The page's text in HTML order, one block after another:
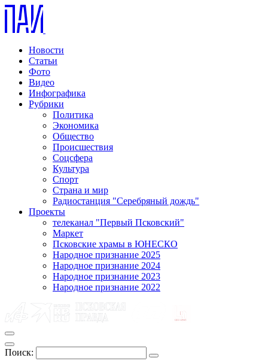
Новости
Статьи
Фото
Видео
Инфографика
Рубрики
Политика
Экономика
Общество
Происшествия
Соцсфера
Культура
Спорт
Страна и мир
Радиостанция "Серебряный дождь"
Проекты
телеканал "Первый Псковский"
Маркет
Псковские храмы в ЮНЕСКО
Народное признание 2025
Народное признание 2024
Народное признание 2023
Народное признание 2022
Поиск: